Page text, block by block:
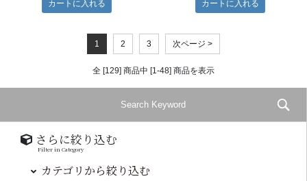
1 2 3 次ページ >
全 [129] 商品中 [1-48] 商品を表示
さらに絞り込む
Filter in Category
カテゴリから絞り込む